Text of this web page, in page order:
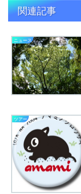
関連記事
ニュース
ツアー